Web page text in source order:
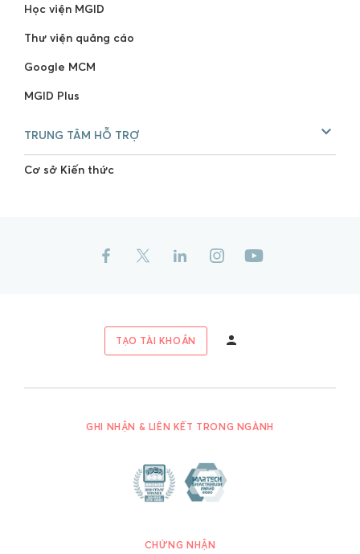
Học viện MGID
Thư viện quảng cáo
Google MCM
MGID Plus
TRUNG TÂM HỖ TRỢ
Cơ sở Kiến thức
TẠO TÀI KHOẢN
GHI NHẬN & LIÊN KẾT TRONG NGÀNH
CHỨNG NHẬN